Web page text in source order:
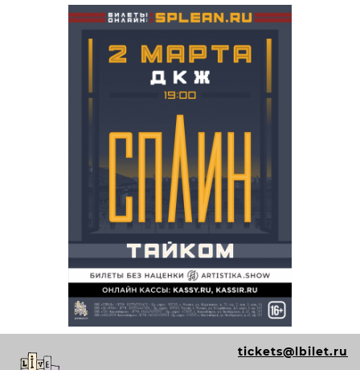
tickets@lbilet.ru